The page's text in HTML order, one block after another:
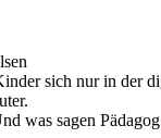
sich nur in der
was sagen